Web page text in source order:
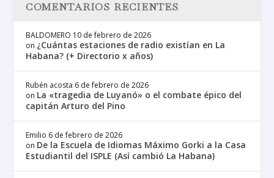
COMENTARIOS RECIENTES
BALDOMERO 10 de febrero de 2026
on ¿Cuántas estaciones de radio existían en La
Habana? (+ Directorio x años)
Rubén acosta 6 de febrero de 2026
on La «tragedia de Luyanó» o el combate épico del
capitán Arturo del Pino
Emilio 6 de febrero de 2026
on De la Escuela de Idiomas Máximo Gorki a la Casa
Estudiantil del ISPLE (Así cambió La Habana)